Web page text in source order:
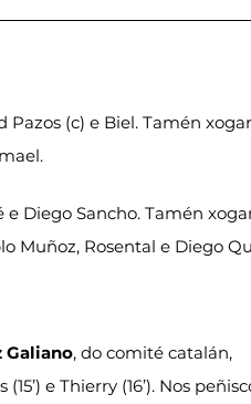
Pazos (c) e Biel. Tamén
e Diego Sancho. Tamén
Muñoz, Rosental e Diego
Galiano, do comité catalán,
e Thierry (16’). Nos